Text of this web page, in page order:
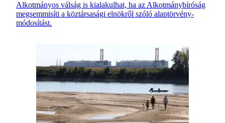
Alkotmányos válság is kialakulhat, ha az Alkotmánybíróság
megsemmisíti a köztársasági elnökről szóló alaptörvény-
módosítást.